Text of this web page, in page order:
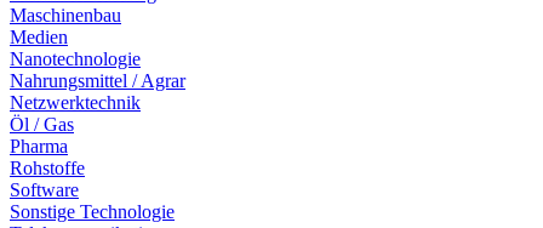
Maschinenbau
Medien
Nanotechnologie
Nahrungsmittel / Agrar
Netzwerktechnik
Öl / Gas
Pharma
Rohstoffe
Software
Sonstige Technologie